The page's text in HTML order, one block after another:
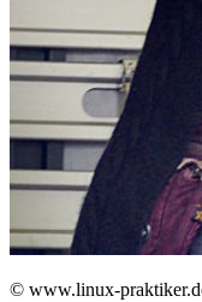
© www.linux-